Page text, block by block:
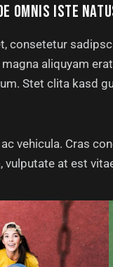
OMNIS ISTE
consetetur
aliquyam
Stet clita kasd
vehicula. Cras
vulputate at est